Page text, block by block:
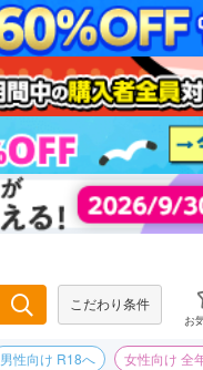
こだわり条件
お
男性向け R18へ 女性向け 全